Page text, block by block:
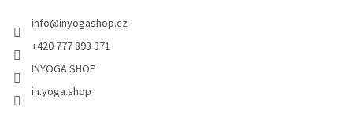
info@inyogashop.cz
+420 777 893 371
INYOGA SHOP
in.yoga.shop